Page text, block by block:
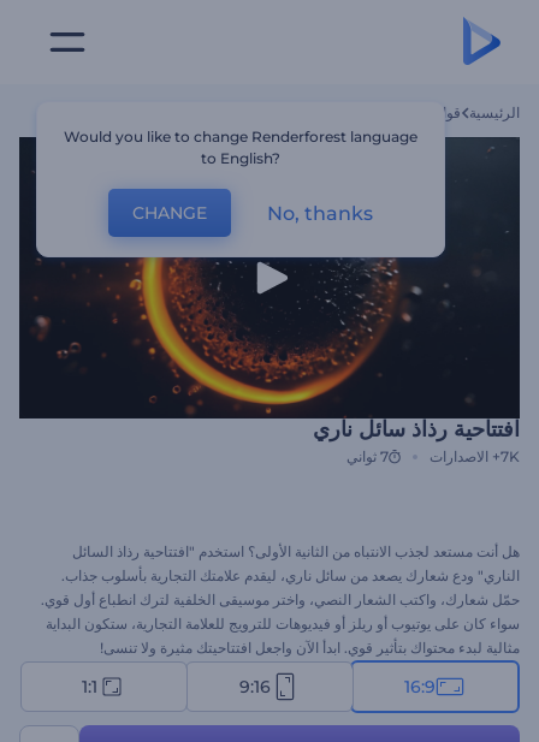
الرئيسية قوالب
افتتاحية رذاذ سائل ناري
7K+ الاصدارات 7 ثواني
هل أنت مستعد لجذب الانتباه من الثانية الأولى؟ استخدم "افتتاحية رذاذ السائل
الناري" ودع شعارك يصعد من سائل ناري، ليقدم علامتك التجارية بأسلوب جذاب.
حمّل شعارك، واكتب الشعار النصي، واختر موسيقى الخلفية لترك انطباع أول قوي.
سواء كان على يوتيوب أو ريلز أو فيديوهات للترويج للعلامة التجارية، ستكون البداية
مثالية لبدء محتواك بتأثير قوي. ابدأ الآن واجعل افتتاحيتك مثيرة ولا تنسى!
16:9
9:16
1:1
Would you like to change Renderforest language
to English?
CHANGE No, thanks